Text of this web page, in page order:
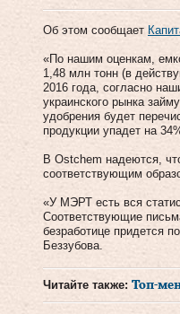
Об этом сообщает
«По нашим оценкам,
1,48 млн тонн (в
2016 года, согласно
украинского рынка
удобрения будет
продукции упадет на
В Ostchem надеются,
соответствующим
«У МЭРТ есть вся
Соответствующие
безработице придется
Беззубова.
Читайте также: Топ-